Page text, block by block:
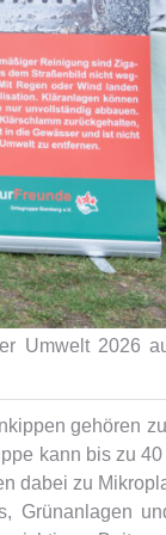
Umwelt 2026
gehören
kann bis zu 40
dabei zu
Grünanlagen